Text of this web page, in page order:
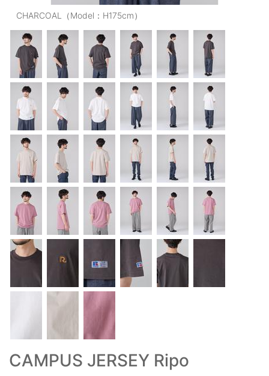
TOPS : トップス
OUTERS : アウター
OUTLET : アウトレット
MENS : メンズ
LADIES : レディース
新規会員登録
お買い物カゴ
ご利用ガイド
特定商取引法に基づく表記
ご利用規約
CHARCOAL（Model：H175cm）
CAMPUS JERSEY Ripo